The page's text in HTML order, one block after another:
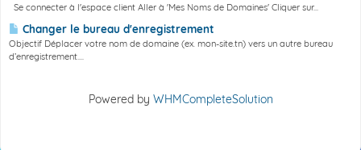
Se connecter à l'espace client Aller à 'Mes Noms de Domaines' Cliquer sur...
Changer le bureau d'enregistrement
Objectif Déplacer votre nom de domaine (ex. mon-site.tn) vers un autre bureau
d’enregistrement....
Powered by WHMCompleteSolution